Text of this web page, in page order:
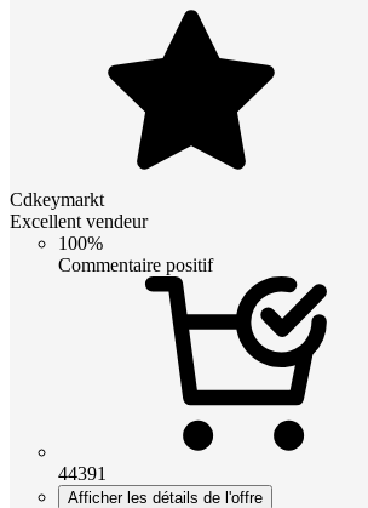
Cdkeymarkt
Excellent vendeur
100%
Commentaire positif
44391
Afficher les détails de l'offre